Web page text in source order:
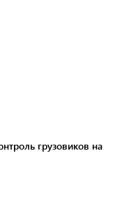
грузовиков на